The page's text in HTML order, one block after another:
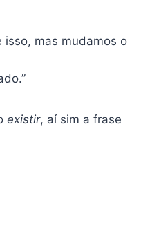
isso, mas mudamos o
existir, aí sim a frase